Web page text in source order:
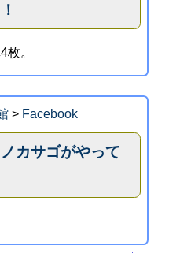
。
> Facebook
カサゴがやって